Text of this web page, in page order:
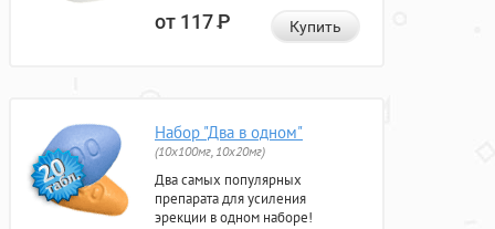
от 117Р Купить
Набор "Два в одном"
(10x100мг, 10x20мг)
Два самых популярных
препарата для усиления
эрекции в одном наборе!